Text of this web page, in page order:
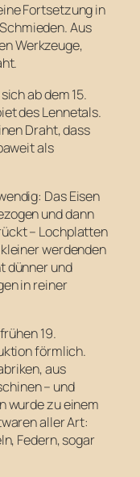
Fortsetzung in
Aus
Werkzeuge,
ab dem 15.
des Lennetals.
Draht, dass
als
Das Eisen
und dann
– Lochplatten
werdenden
dünner und
in reiner
19.
förmlich.
aus
– und
wurde zu einem
aller Art:
Federn, sogar